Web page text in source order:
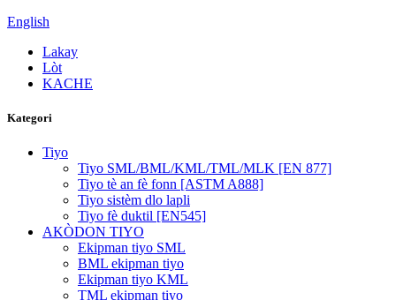
English
Lakay
Lòt
KACHE
Kategori
Tiyo
Tiyo SML/BML/KML/TML/MLK [EN 877]
Tiyo tè an fè fonn [ASTM A888]
Tiyo sistèm dlo lapli
Tiyo fè duktil [EN545]
AKÒDON TIYO
Ekipman tiyo SML
BML ekipman tiyo
Ekipman tiyo KML
TML ekipman tiyo